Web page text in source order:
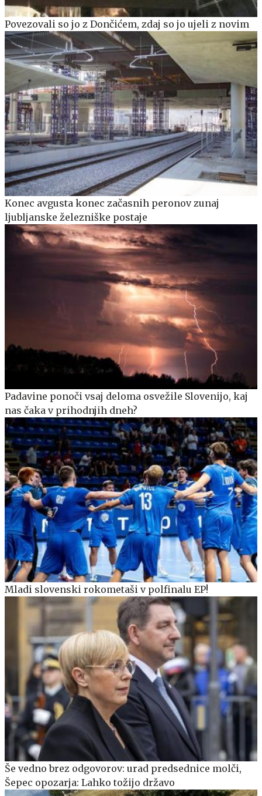
Povezovali so jo z Dončićem, zdaj so jo ujeli z novim
Konec avgusta konec začasnih peronov zunaj
ljubljanske železniške postaje
Padavine ponoči vsaj deloma osvežile Slovenijo, kaj
nas čaka v prihodnjih dneh?
Mladi slovenski rokometaši v polfinalu EP!
Še vedno brez odgovorov: urad predsednice molči,
Šepec opozarja: Lahko tožijo državo